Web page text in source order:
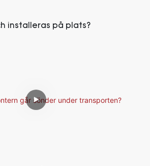
installeras på plats?